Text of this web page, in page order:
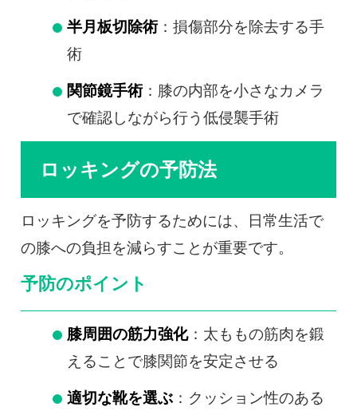
半月板切除術：損傷部分を除去する手
術
関節鏡手術：膝の内部を小さなカメラ
で確認しながら行う低侵襲手術
ロッキングの予防法
ロッキングを予防するためには、日常生活で
の膝への負担を減らすことが重要です。
予防のポイント
膝周囲の筋力強化：太ももの筋肉を鍛
えることで膝関節を安定させる
適切な靴を選ぶ：クッション性のある